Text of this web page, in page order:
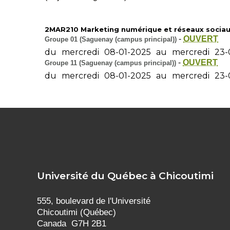
2MAR210 Marketing numérique et réseaux
Groupe 01 (Saguenay (campus principal)) -OUVERT
du mercredi 08-01-2025 au mercredi
Groupe 11 (Saguenay (campus principal)) -OUVERT
du mercredi 08-01-2025 au mercredi
Université du Québec à Chicoutimi
555, boulevard de l'Université
Chicoutimi (Québec)
Canada G7H 2B1